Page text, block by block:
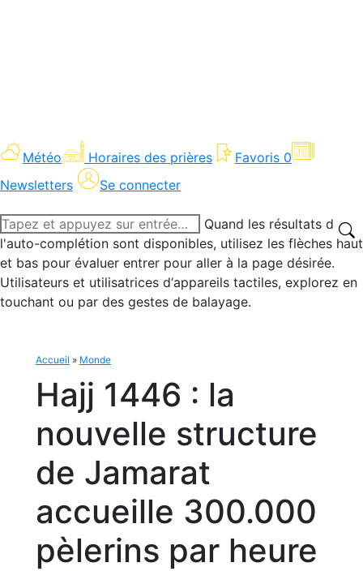
Météo Horaires des prières Favoris 0
Newsletters
Se connecter
Recherche
:
Quand les résultats de
l'auto-complétion sont disponibles, utilisez les flèches haut
et bas pour évaluer entrer pour aller à la page désirée.
Utilisateurs et utilisatrices d‘appareils tactiles, explorez en
touchant ou par des gestes de balayage.
Accueil » Monde
Hajj 1446 : la
nouvelle structure
de Jamarat
accueille 300.000
pèlerins par heure